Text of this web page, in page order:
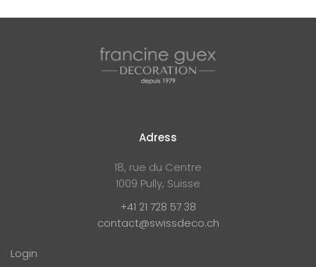
Adress
18, rue du Centre
1009 Pully, Suisse
+41 21 728 57 38
contact@swissdeco.ch
Login